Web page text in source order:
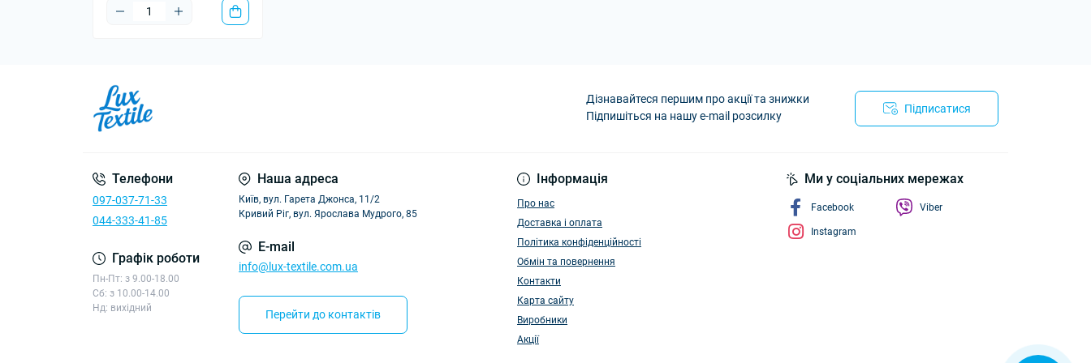
Дізнавайтеся першим про акції та знижки
Підпишіться на нашу e-mail розсилку
Підписатися
Телефони
097-037-71-33
044-333-41-85
Графік роботи
Пн-Пт: з 9.00-18.00
Сб: з 10.00-14.00
Нд: вихідний
Наша адреса
Київ, вул. Гарета Джонса, 11/2
Кривий Ріг, вул. Ярослава Мудрого, 85
E-mail
info@lux-textile.com.ua
Перейти до контактів
Інформація
Про нас
Доставка і оплата
Політика конфіденційності
Обмін та повернення
Контакти
Карта сайту
Виробники
Акції
Ми у соціальних мережах
Facebook
Instagram
Viber